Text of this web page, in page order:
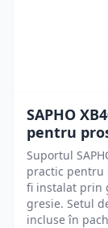
SAPHO
pentru
Suportul
practic pentru
fi instalat prin
gresie. Setul
incluse în